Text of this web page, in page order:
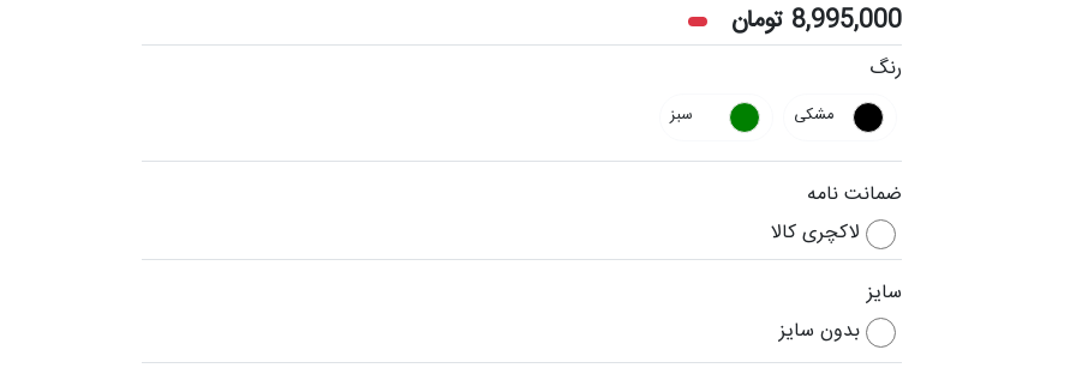
8,995,000 تومان
رنگ
مشکی سبز
ضمانت نامه
لاکچری کالا
سایز
بدون سایز